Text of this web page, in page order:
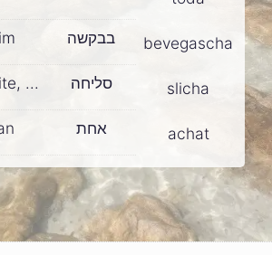
בבקשה bevegascha
... סליחה slicha
אחת achat